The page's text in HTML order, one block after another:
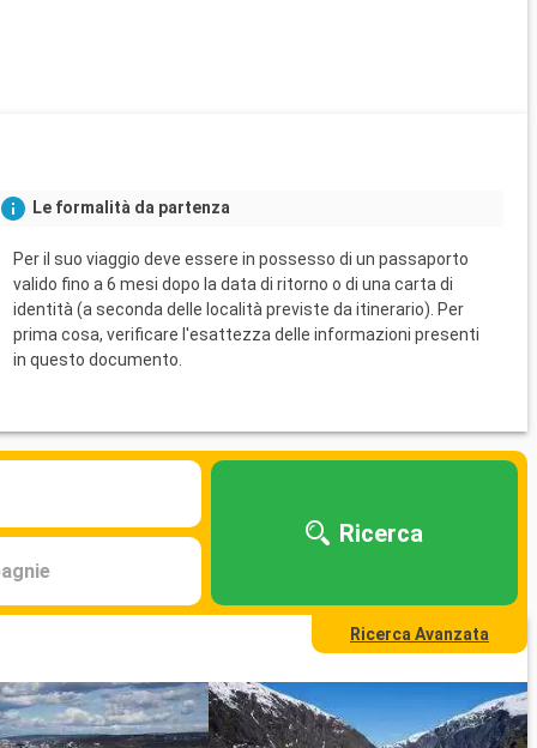
Le formalità da partenza
Per il suo viaggio deve essere in possesso di un passaporto
valido fino a 6 mesi dopo la data di ritorno o di una carta di
identità (a seconda delle località previste da itinerario). Per
prima cosa, verificare l'esattezza delle informazioni presenti
in questo documento.
Ricerca
Ricerca Avanzata